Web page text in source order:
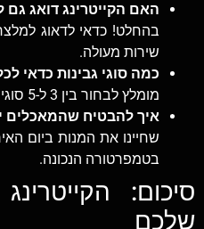
האם הקייטרינג דואג גם
בהחלט! כדאי לדאוג
שירות מעולה.
כמה סוגי גבינות כדאי
מומלץ לבחור בין 3 ל-5 סוגי גבינות כדי להציע מגוון רחב.
איך להבטיח שהמאכלים
שחיינו את המנות ביום
בטמפרטורה הנכונה.
סיכום:
שלכם